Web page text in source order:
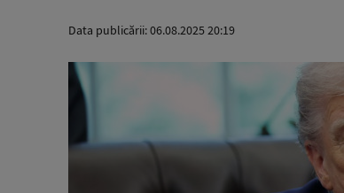
Data publicării:06.08.2025 20:19